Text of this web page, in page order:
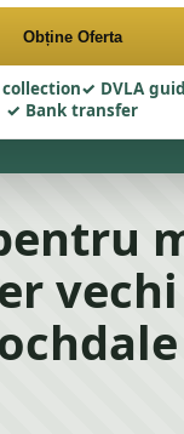
Obține Oferta
DVLA
Bank transfer